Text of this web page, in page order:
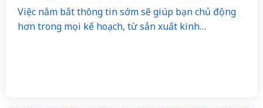
Việc nắm bắt thông tin sớm sẽ giúp bạn chủ động
hơn trong mọi kế hoạch, từ sản xuất kinh…